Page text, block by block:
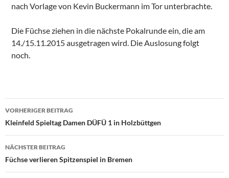
nach Vorlage von Kevin Buckermann im Tor unterbrachte.
Die Füchse ziehen in die nächste Pokalrunde ein, die am
14./15.11.2015 ausgetragen wird. Die Auslosung folgt
noch.
Beitragsnavigation
VORHERIGER BEITRAG
Kleinfeld Spieltag Damen DÜFÜ 1 in Holzbüttgen
NÄCHSTER BEITRAG
Füchse verlieren Spitzenspiel in Bremen